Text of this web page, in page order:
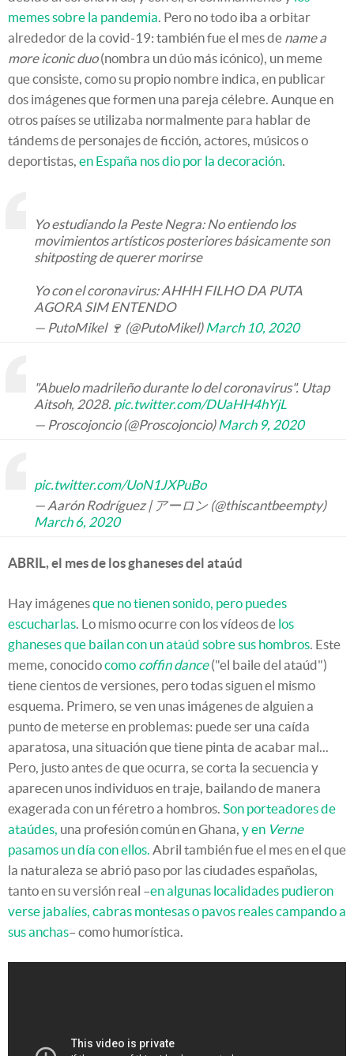
memes sobre la pandemia. Pero no todo iba a orbitar
alrededor de la covid-19: también fue el mes de name a
more iconic duo(nombra un dúo más icónico), un meme
que consiste, como su propio nombre indica, en publicar
dos imágenes que formen una pareja célebre. Aunque en
otros países se utilizaba normalmente para hablar de
tándems de personajes de ficción, actores, músicos o
deportistas, en España nos dio por la decoración.
Yo estudiando la Peste Negra: No entiendo los
movimientos artísticos posteriores básicamente son
shitposting de querer morirse
Yo con el coronavirus: AHHH FILHO DA PUTA
AGORA SIM ENTENDO
— PutoMikel 🍷 (@PutoMikel)March 10, 2020
"Abuelo madrileño durante lo del coronavirus". Utap
Aitsoh, 2028. pic.twitter.com/DUaHH4hYjL
— Proscojoncio (@Proscojoncio)March 9, 2020
pic.twitter.com/UoN1JXPuBo
— Aarón Rodríguez | アーロン (@thiscantbeempty)
March 6, 2020
ABRIL, el mes de los ghaneses del ataúd
Hay imágenesque no tienen sonido, pero puedes
escucharlas. Lo mismo ocurre con los vídeos de los
ghaneses que bailan con un ataúd sobre sus hombros. Este
meme, conocidocomo coffin dance("el baile del ataúd")
tiene cientos de versiones, pero todas siguen el mismo
esquema. Primero, se ven unas imágenes de alguien a
punto de meterse en problemas: puede ser una caída
aparatosa, una situación que tiene pinta de acabar mal...
Pero, justo antes de que ocurra, se corta la secuencia y
aparecen unos individuos en traje, bailando de manera
exagerada con un féretro a hombros. Son porteadores de
ataúdes, una profesión común en Ghana, y en Verne
pasamos un día con ellos. Abril también fue el mes en el que
la naturaleza se abrió paso por las ciudades españolas,
tanto en su versión real –en algunas localidades pudieron
verse jabalíes, cabras montesas o pavos reales campando a
sus anchas– como humorística.